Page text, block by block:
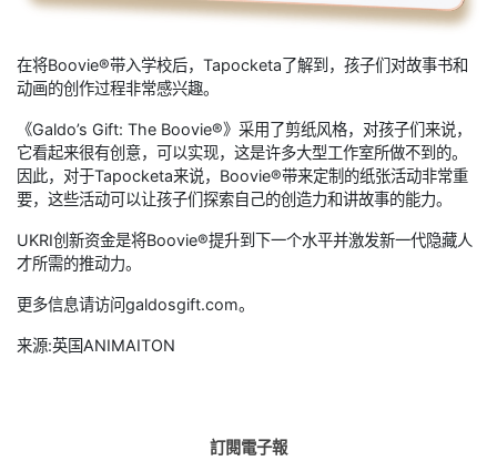
在将Boovie®带入学校后，Tapocketa了解到，孩子们对故事书和
动画的创作过程非常感兴趣。
《Galdo’s Gift: The Boovie®》采用了剪纸风格，对孩子们来说，
它看起来很有创意，可以实现，这是许多大型工作室所做不到的。
因此，对于Tapocketa来说，Boovie®带来定制的纸张活动非常重
要，这些活动可以让孩子们探索自己的创造力和讲故事的能力。
UKRI创新资金是将Boovie®提升到下一个水平并激发新一代隐藏人
才所需的推动力。
更多信息请访问galdosgift.com。
来源:英国ANIMAITON
訂閱電子報